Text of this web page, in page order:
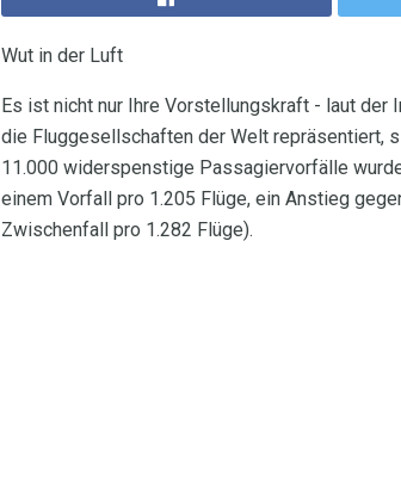
Wut in der Luft
Es ist nicht nur Ihre Vorstellungskraft - laut der
die Fluggesellschaften der Welt repräsentiert,
11.000 widerspenstige Passagiervorfälle
einem Vorfall pro 1.205 Flüge, ein Anstieg
Zwischenfall pro 1.282 Flüge).